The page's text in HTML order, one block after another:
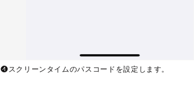
❹スクリーンタイムのパスコードを設定します。